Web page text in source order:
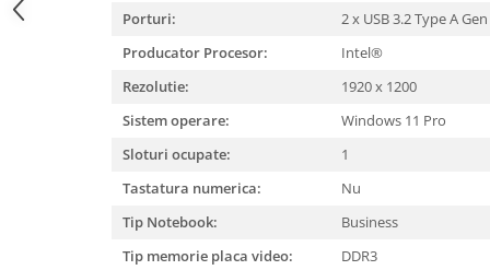
Porturi: 2 x USB 3.2 Type A
Producator Procesor:
Intel®
Rezolutie:
1920 x 1200
Sistem operare:
Windows 11 Pro
Sloturi ocupate:
1
Tastatura numerica:
Nu
Tip Notebook:
Business
Tip memorie placa video:
DDR3